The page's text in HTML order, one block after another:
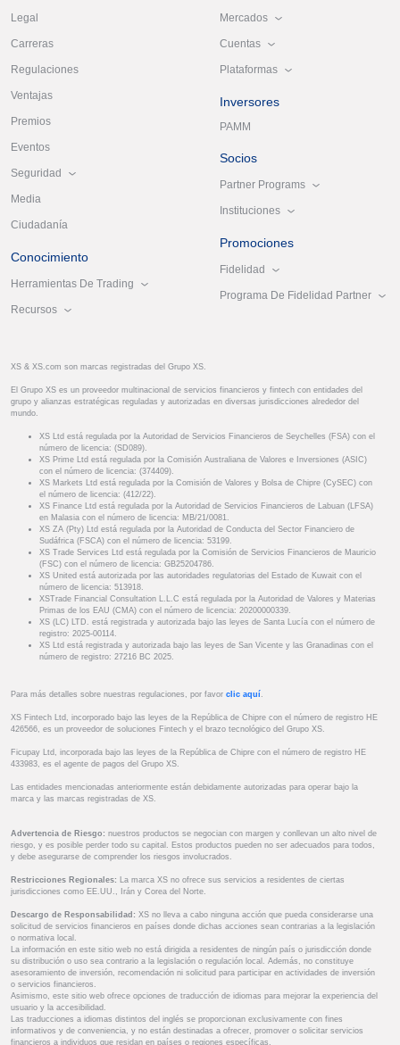
Legal
Carreras
Regulaciones
Ventajas
Premios
Eventos
Seguridad
Media
Ciudadanía
Conocimiento
Herramientas De Trading
Recursos
Mercados
Cuentas
Plataformas
Inversores
PAMM
Socios
Partner Programs
Instituciones
Promociones
Fidelidad
Programa De Fidelidad Partner
XS & XS.com son marcas registradas del Grupo XS.
El Grupo XS es un proveedor multinacional de servicios financieros y fintech con entidades del
grupo y alianzas estratégicas reguladas y autorizadas en diversas jurisdicciones alrededor del
mundo.
XS Ltd está regulada por la Autoridad de Servicios Financieros de Seychelles (FSA) con el
número de licencia: (SD089).
XS Prime Ltd está regulada por la Comisión Australiana de Valores e Inversiones (ASIC)
con el número de licencia: (374409).
XS Markets Ltd está regulada por la Comisión de Valores y Bolsa de Chipre (CySEC) con
el número de licencia: (412/22).
XS Finance Ltd está regulada por la Autoridad de Servicios Financieros de Labuan (LFSA)
en Malasia con el número de licencia: MB/21/0081.
XS ZA (Pty) Ltd está regulada por la Autoridad de Conducta del Sector Financiero de
Sudáfrica (FSCA) con el número de licencia: 53199.
XS Trade Services Ltd está regulada por la Comisión de Servicios Financieros de Mauricio
(FSC) con el número de licencia: GB25204786.
XS United está autorizada por las autoridades regulatorias del Estado de Kuwait con el
número de licencia: 513918.
XSTrade Financial Consultation L.L.C está regulada por la Autoridad de Valores y Materias
Primas de los EAU (CMA) con el número de licencia: 20200000339.
XS (LC) LTD. está registrada y autorizada bajo las leyes de Santa Lucía con el número de
registro: 2025-00114.
XS Ltd está registrada y autorizada bajo las leyes de San Vicente y las Granadinas con el
número de registro: 27216 BC 2025.
Para más detalles sobre nuestras regulaciones, por favor clic aquí .
XS Fintech Ltd, incorporado bajo las leyes de la República de Chipre con el número de registro HE
426566, es un proveedor de soluciones Fintech y el brazo tecnológico del Grupo XS.
Ficupay Ltd, incorporada bajo las leyes de la República de Chipre con el número de registro HE
433983, es el agente de pagos del Grupo XS.
Las entidades mencionadas anteriormente están debidamente autorizadas para operar bajo la
marca y las marcas registradas de XS.
Advertencia de Riesgo: nuestros productos se negocian con margen y conllevan un alto nivel de
riesgo, y es posible perder todo su capital. Estos productos pueden no ser adecuados para todos,
y debe asegurarse de comprender los riesgos involucrados.
Restricciones Regionales: La marca XS no ofrece sus servicios a residentes de ciertas
jurisdicciones como EE.UU., Irán y Corea del Norte.
Descargo de Responsabilidad: XS no lleva a cabo ninguna acción que pueda considerarse una
solicitud de servicios financieros en países donde dichas acciones sean contrarias a la legislación
o normativa local.
La información en este sitio web no está dirigida a residentes de ningún país o jurisdicción donde
su distribución o uso sea contrario a la legislación o regulación local. Además, no constituye
asesoramiento de inversión, recomendación ni solicitud para participar en actividades de inversión
o servicios financieros.
Asimismo, este sitio web ofrece opciones de traducción de idiomas para mejorar la experiencia del
usuario y la accesibilidad.
Las traducciones a idiomas distintos del inglés se proporcionan exclusivamente con fines
informativos y de conveniencia, y no están destinadas a ofrecer, promover o solicitar servicios
financieros a individuos que residan en países o regiones específicas.